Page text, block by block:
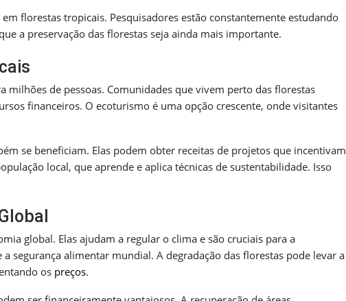
florestas tropicais. Pesquisadores estão constantemente estudando
a preservação das florestas seja ainda mais importante.
de pessoas. Comunidades que vivem perto das florestas
financeiros. O ecoturismo é uma opção crescente, onde visitantes
se beneficiam. Elas podem obter receitas de projetos que incentivam
local, que aprende e aplica técnicas de sustentabilidade. Isso
global. Elas ajudam a regular o clima e são cruciais para a
segurança alimentar mundial. A degradação das florestas pode levar a
os preços.